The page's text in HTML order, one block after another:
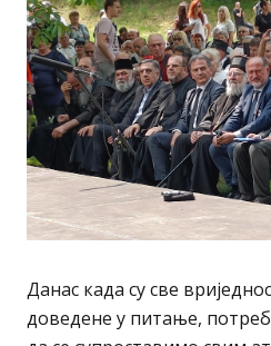
Данас када су све
доведене у питање,